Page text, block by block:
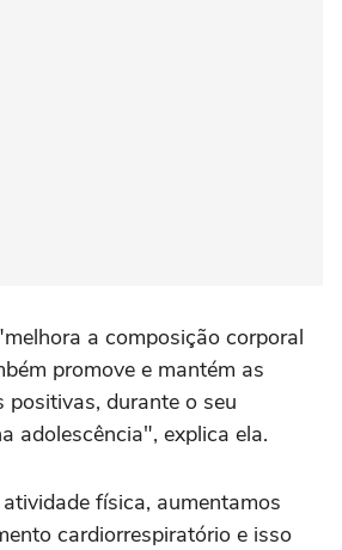
a composição corporal
promove e mantém as
durante o seu
adolescência", explica ela.
física, aumentamos
cardiorrespiratório e isso